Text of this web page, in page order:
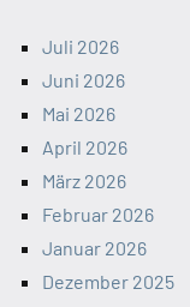
Juli 2026
Juni 2026
Mai 2026
April 2026
März 2026
Februar 2026
Januar 2026
Dezember 2025